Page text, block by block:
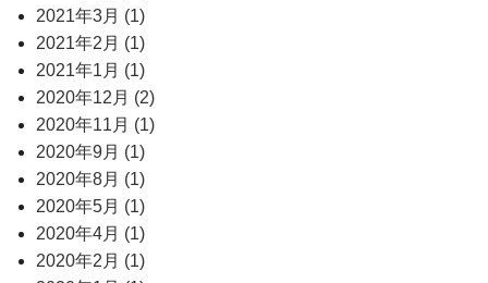
2021年3月 (1)
2021年2月 (1)
2021年1月 (1)
2020年12月 (2)
2020年11月 (1)
2020年9月 (1)
2020年8月 (1)
2020年5月 (1)
2020年4月 (1)
2020年2月 (1)